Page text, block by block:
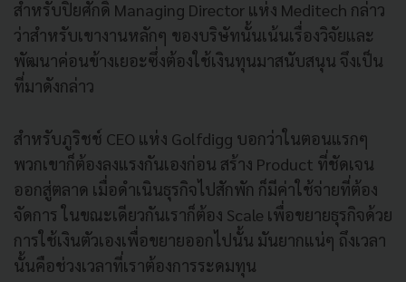
สำหรับปิยศักดิ์ Managing Director แห่ง Meditech กล่าว
ว่าสำหรับเขางานหลักๆ ของบริษัทนั้นเน้นเรื่องวิจัยและ
พัฒนาค่อนข้างเยอะซึ่งต้องใช้เงินทุนมาสนับสนุน จึงเป็น
ที่มาดังกล่าว
สำหรับภูริชช์ CEO แห่ง Golfdigg บอกว่าในตอนแรกๆ
พวกเขาก็ต้องลงแรงกันเองก่อน สร้าง Product ที่ชัดเจน
ออกสู่ตลาด เมื่อดำเนินธุรกิจไปสักพัก ก็มีค่าใช้จ่ายที่ต้อง
จัดการ ในขณะเดียวกันเราก็ต้อง Scale เพื่อขยายธุรกิจด้วย
การใช้เงินตัวเองเพื่อขยายออกไปนั้น มันยากแน่ๆ ถึงเวลา
นั้นคือช่วงเวลาที่เราต้องการระดมทุน